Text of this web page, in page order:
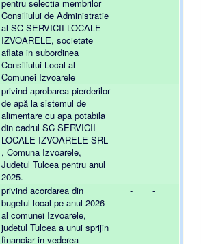
pentru selectia membrilor
Consiliului de Administratie
al SC SERVICII LOCALE
IZVOARELE, societate
aflata in subordinea
Consiliului Local al
Comunei Izvoarele
privind aprobarea pierderilor
de apă la sistemul de
alimentare cu apa potabila
din cadrul SC SERVICII
LOCALE IZVOARELE SRL
, Comuna Izvoarele,
Judetul Tulcea pentru anul
2025.
- -
privind acordarea din
bugetul local pe anul 2026
al comunei Izvoarele,
judetul Tulcea a unui sprijin
financiar in vederea
- -